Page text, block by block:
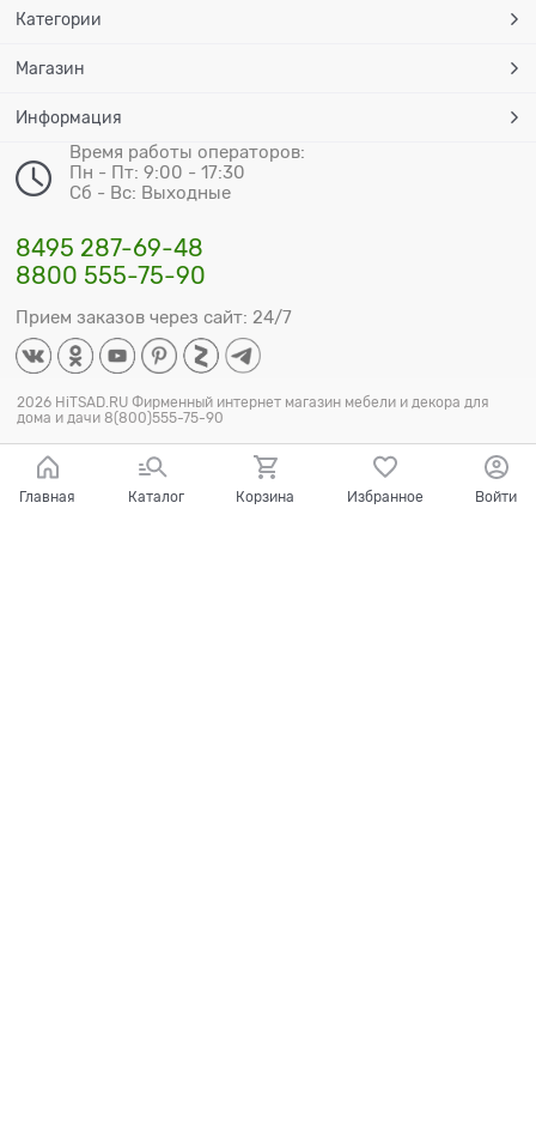
Категории
Магазин
Информация
Время работы операторов:
Пн - Пт: 9:00 - 17:30
Сб - Вс: Выходные
8495 287-69-48
8800 555-75-90
Прием заказов через сайт: 24/7
2026 HiTSAD.RU Фирменный интернет магазин мебели и декора для
дома и дачи 8(800)555-75-90
Главная Каталог Корзина Избранное Войти